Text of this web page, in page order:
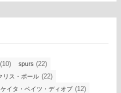
(10) spurs (22)
リス・ポール (22)
ケイタ・ベイツ・ディオプ(12)